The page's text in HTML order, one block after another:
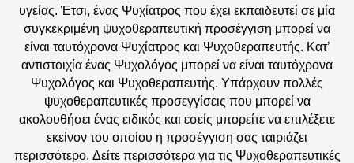
υγείας. Έτσι, ένας Ψυχίατρος που έχει εκπαιδευτεί σε μία
συγκεκριμένη ψυχοθεραπευτική προσέγγιση μπορεί να
είναι ταυτόχρονα Ψυχίατρος και Ψυχοθεραπευτής. Κατ’
αντιστοιχία ένας Ψυχολόγος μπορεί να είναι ταυτόχρονα
Ψυχολόγος και Ψυχοθεραπευτής. Υπάρχουν πολλές
ψυχοθεραπευτικές προσεγγίσεις που μπορεί να
ακολουθήσει ένας ειδικός και εσείς μπορείτε να επιλέξετε
εκείνον του οποίου η προσέγγιση σας ταιριάζει
περισσότερο. Δείτε περισσότερα για τις Ψυχοθεραπευτικές